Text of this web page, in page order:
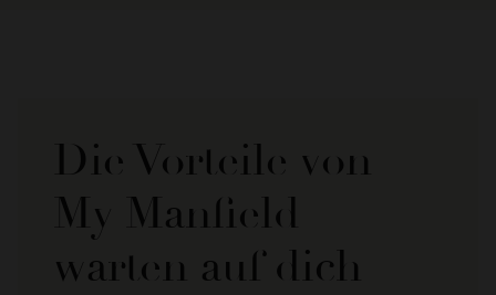
Die Vorteile von
My Manfield
warten auf dich